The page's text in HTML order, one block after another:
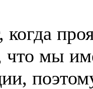
что мы